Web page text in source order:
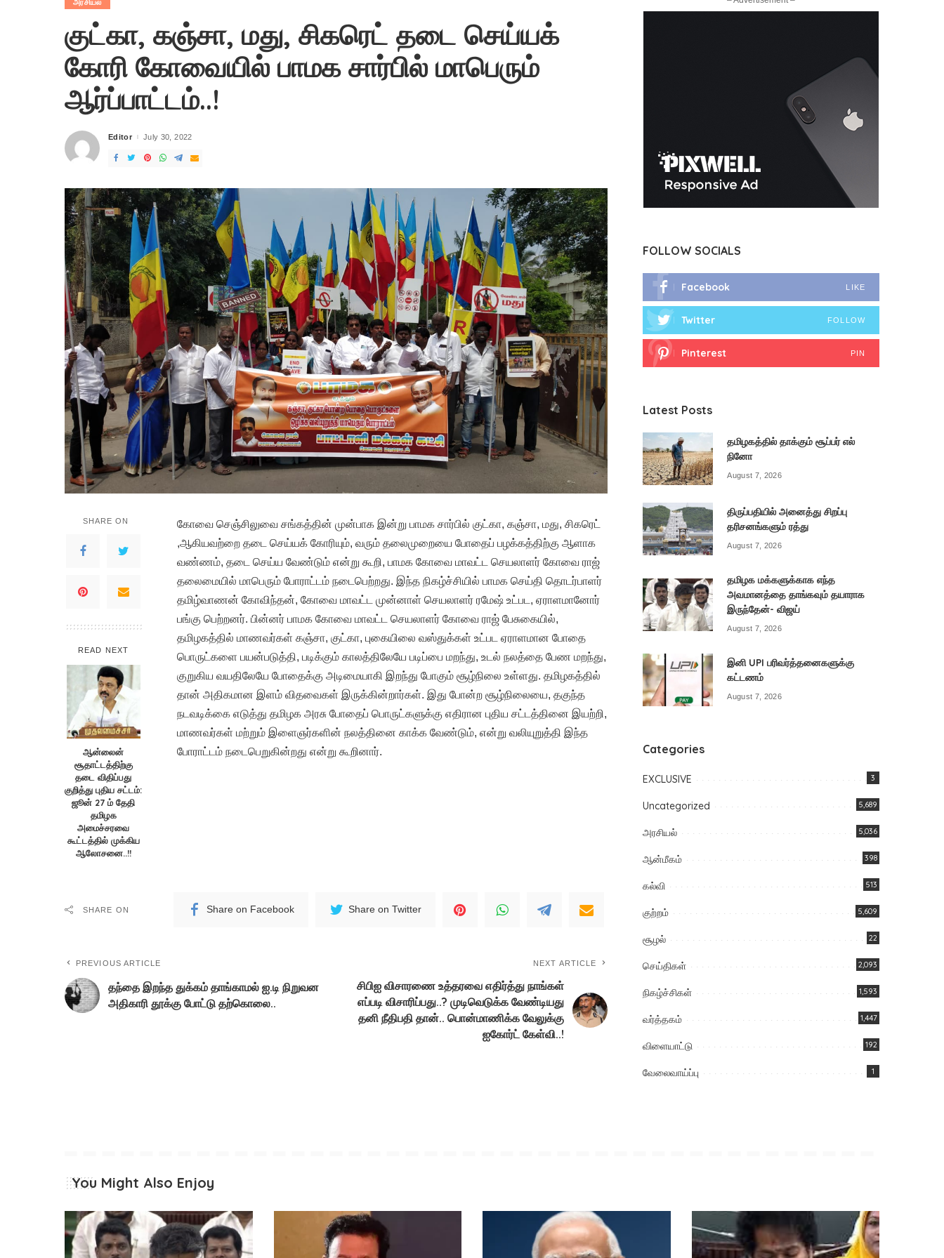
அரசியல்
குட்கா, கஞ்சா, மது, சிகரெட் தடை செய்யக்
கோரி கோவையில் பாமக சார்பில் மாபெரும்
ஆர்ப்பாட்டம்..!
Posted
Editor July 30, 2022
SHARE ON
READ NEXT
ஆன்லைன்
சூதாட்டத்திற்கு
தடை விதிப்பது
குறித்து புதிய சட்டம்:
ஜூன் 27 ம் தேதி
தமிழக
அமைச்சரவை
கூட்டத்தில் முக்கிய
ஆலோசனை..!!
கோவை செஞ்சிலுவை சங்கத்தின் முன்பாக இன்று பாமக சார்பில் குட்கா, கஞ்சா, மது, சிகரெட்
,ஆகியவற்றை தடை செய்யக் கோரியும், வரும் தலைமுறையை போதைப் பழக்கத்திற்கு ஆளாக
வண்ணம், தடை செய்ய வேண்டும் என்று கூறி, பாமக கோவை மாவட்ட செயலாளர் கோவை ராஜ்
தலைமையில் மாபெரும் போராட்டம் நடைபெற்றது. இந்த நிகழ்ச்சியில் பாமக செய்தி தொடர்பாளர்
தமிழ்வாணன் கோவிந்தன், கோவை மாவட்ட முன்னாள் செயலாளர் ரமேஷ் உட்பட, ஏராளமானோர்
பங்கு பெற்றனர். பின்னர் பாமக கோவை மாவட்ட செயலாளர் கோவை ராஜ் பேசுகையில்,
தமிழகத்தில் மாணவர்கள் கஞ்சா, குட்கா, புகையிலை வஸ்துக்கள் உட்பட ஏராளமான போதை
பொருட்களை பயன்படுத்தி, படிக்கும் காலத்திலேயே படிப்பை மறந்து, உடல் நலத்தை பேண மறந்து,
குறுகிய வயதிலேயே போதைக்கு அடிமையாகி இறந்து போகும் சூழ்நிலை உள்ளது. தமிழகத்தில்
தான் அதிகமான இளம் விதவைகள் இருக்கின்றார்கள். இது போன்ற சூழ்நிலையை, தகுந்த
நடவடிக்கை எடுத்து தமிழக அரசு போதைப் பொருட்களுக்கு எதிரான புதிய சட்டத்தினை இயற்றி,
மாணவர்கள் மற்றும் இளைஞர்களின் நலத்தினை காக்க வேண்டும், என்று வலியுறுத்தி இந்த
போராட்டம் நடைபெறுகின்றது என்று கூறினார்.
SHARE ON Share on Facebook Share on Twitter
PREVIOUS ARTICLE
தந்தை இறந்த துக்கம் தாங்காமல் ஐ.டி நிறுவன
அதிகாரி தூக்கு போட்டு தற்கொலை..
NEXT ARTICLE
சிபிஐ விசாரணை உத்தரவை எதிர்த்து நாங்கள்
எப்படி விசாரிப்பது..? முடிவெடுக்க வேண்டியது
தனி நீதிபதி தான்.. பொன்மாணிக்க வேலுக்கு
ஐகோர்ட் கேள்வி..!
FOLLOW SOCIALS
Facebook LIKE
Twitter FOLLOW
Pinterest PIN
Latest Posts
தமிழகத்தில் தாக்கும் சூப்பர் எல்
நினோ
August 7, 2026
திருப்பதியில் அனைத்து சிறப்பு
தரிசனங்களும் ரத்து
August 7, 2026
தமிழக மக்களுக்காக எந்த
அவமானத்தை தாங்கவும் தயாராக
இருந்தேன்- விஜய்
August 7, 2026
இனி UPI பரிவர்த்தனைகளுக்கு
கட்டணம்
August 7, 2026
Categories
EXCLUSIVE 3
Uncategorized 5,689
அரசியல் 5,036
ஆன்மீகம் 398
கல்வி 513
குற்றம் 5,609
சூழல் 22
செய்திகள் 2,093
நிகழ்ச்சிகள் 1,593
வர்த்தகம் 1,447
விளையாட்டு 192
வேலைவாய்ப்பு 1
You Might Also Enjoy